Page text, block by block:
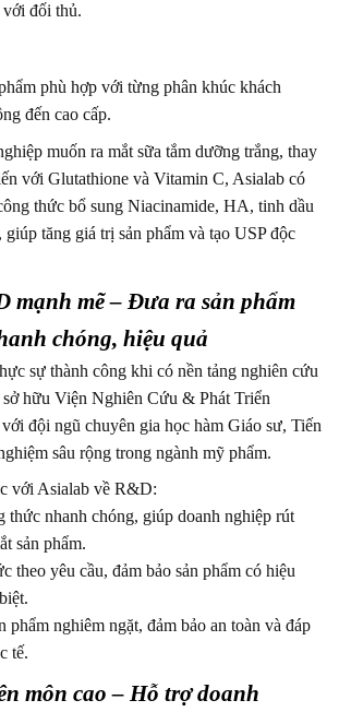
đối thủ.
phù hợp với từng phân khúc khách
đến cao cấp.
muốn ra mắt sữa tắm dưỡng trắng, thay
với Glutathione và Vitamin C, Asialab có
thức bổ sung Niacinamide, HA, tinh dầu
tăng giá trị sản phẩm và tạo USP độc
mạnh mẽ – Đưa ra sản phẩm
chóng, hiệu quả
sự thành công khi có nền tảng nghiên cứu
hữu Viện Nghiên Cứu & Phát Triển
đội ngũ chuyên gia học hàm Giáo sư, Tiến
sâu rộng trong ngành mỹ phẩm.
với Asialab về R&D:
nhanh chóng, giúp doanh nghiệp rút
sản phẩm.
theo yêu cầu, đảm bảo sản phẩm có hiệu
phẩm nghiêm ngặt, đảm bảo an toàn và đáp
tế.
môn cao – Hỗ trợ doanh